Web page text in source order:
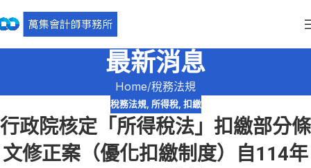
最新消息
Home 稅務法規
稅務法規, 所得稅, 扣繳
行政院核定「所得稅法」扣繳部分條
文修正案（優化扣繳制度）自114年